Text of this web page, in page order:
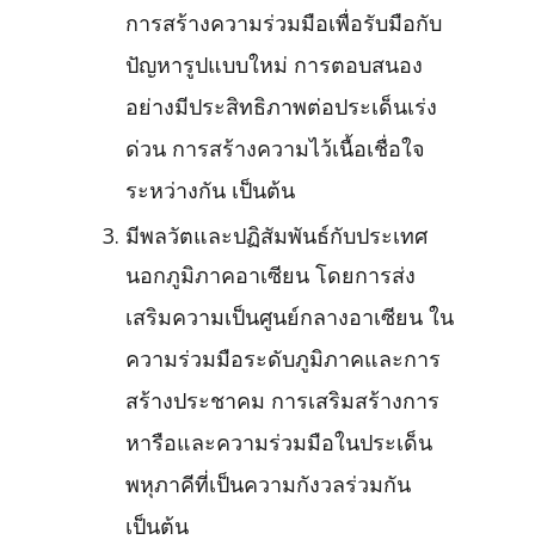
การสร้างความร่วมมือเพื่อรับมือกับ
ปัญหารูปแบบใหม่ การตอบสนอง
อย่างมีประสิทธิภาพต่อประเด็นเร่ง
ด่วน การสร้างความไว้เนื้อเชื่อใจ
ระหว่างกัน เป็นต้น
มีพลวัตและปฏิสัมพันธ์กับประเทศ
นอกภูมิภาคอาเซียน โดยการส่ง
เสริมความเป็นศูนย์กลางอาเซียน ใน
ความร่วมมือระดับภูมิภาคและการ
สร้างประชาคม การเสริมสร้างการ
หารือและความร่วมมือในประเด็น
พหุภาคีที่เป็นความกังวลร่วมกัน
เป็นต้น